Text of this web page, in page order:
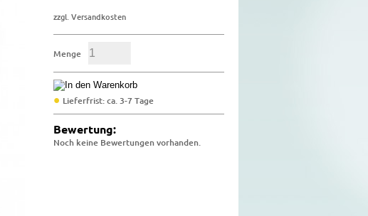
zzgl. Versandkosten
Menge
Lieferfrist: ca. 3-7 Tage
Bewertung:
Noch keine Bewertungen vorhanden.